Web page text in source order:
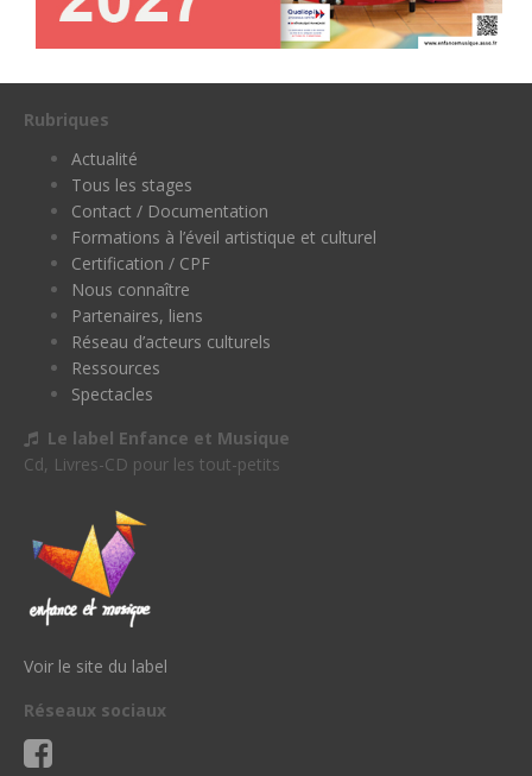
Rubriques
Actualité
Tous les stages
Contact / Documentation
Formations à l’éveil artistique et culturel
Certification / CPF
Nous connaître
Partenaires, liens
Réseau d’acteurs culturels
Ressources
Spectacles
Le label Enfance et Musique
Cd, Livres-CD pour les tout-petits
Voir le site du label
Réseaux sociaux